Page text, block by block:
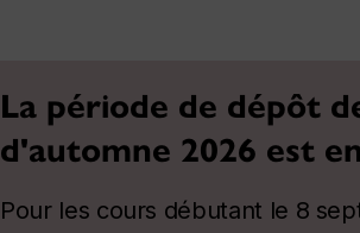
La période de dépôt
d'automne 2026 est
Pour les cours débutant le 8